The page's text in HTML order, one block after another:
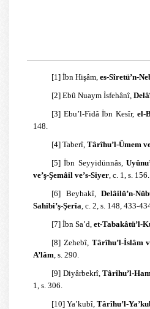
[1] İbn Hişâm, es-Sîretü’n-
[2] Ebû Nuaym İsfehânî,
[3] Ebu’l-Fidâ İbn Kesîr, el-
148.
[4] Taberî, Târîhu’l-Ümem
[5] İbn Seyyidünnâs,
ve’ş-Şemâil ve’s-Siyer , c. 1, s. 156.
[6] Beyhakî,Delâilü’n-
Sahibi’ş-Şerîa , c. 2, s. 148, 433-
[7] İbn Sa’d, et-Tabakâtü’l-
[8] Zehebî, Târîhu’l-İslâm
A’lâm , s. 290.
[9] Diyârbekrî,Târîhu’l-
1, s. 306.
[10] Ya’kubî, Târîhu’l-